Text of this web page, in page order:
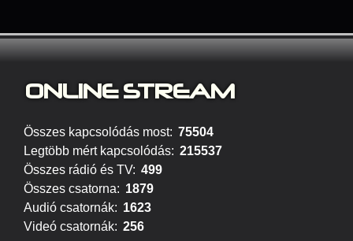
ONLINE STREAM
Összes kapcsolódás most: 75504
Legtöbb mért kapcsolódás: 215537
Összes rádió és TV: 499
Összes csatorna: 1879
Audió csatornák: 1623
Videó csatornák: 256